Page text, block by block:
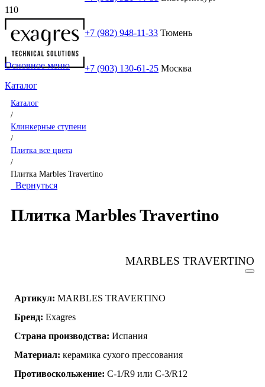
+7 (982) 948-11-33 Тюмень
+7 (903) 130-61-25 Москва
Основное меню
Каталог
Каталог
/
Клинкерные ступени
/
Плитка все цвета
/
Плитка Marbles Travertino
Вернуться
Плитка Marbles Travertino
MARBLES TRAVERTINO
Артикул: MARBLES TRAVERTINO
Бренд: Exagres
Страна производства: Испания
Материал: керамика сухого прессования
Противоскольжение: C-1/R9 или C-3/R12